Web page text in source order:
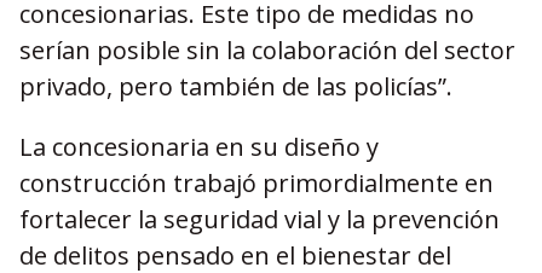
concesionarias. Este tipo de medidas no
serían posible sin la colaboración del sector
privado, pero también de las policías”.
La concesionaria en su diseño y
construcción trabajó primordialmente en
fortalecer la seguridad vial y la prevención
de delitos pensado en el bienestar del